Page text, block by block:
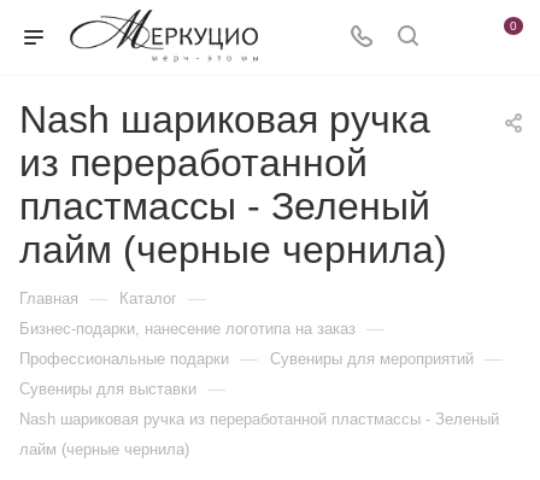
0
Nash шариковая ручка
из переработанной
пластмассы - Зеленый
лайм (черные чернила)
Главная — Каталог —
Бизнес-подарки, нанесение логотипа на заказ —
Профессиональные подарки — Сувениры для мероприятий —
Сувениры для выставки —
Nash шариковая ручка из переработанной пластмассы - Зеленый
лайм (черные чернила)